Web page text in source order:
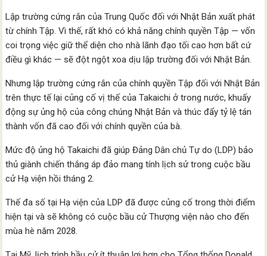
Lập trường cứng rắn của Trung Quốc đối với Nhật Bản xuất phát
từ chính Tập. Vì thế, rất khó có khả năng chính quyền Tập — vốn
coi trọng việc giữ thể diện cho nhà lãnh đạo tối cao hơn bất cứ
điều gì khác — sẽ đột ngột xoa dịu lập trường đối với Nhật Bản.
Nhưng lập trường cứng rắn của chính quyền Tập đối với Nhật Bản
trên thực tế lại củng cố vị thế của Takaichi ở trong nước, khuấy
động sự ủng hộ của công chúng Nhật Bản và thúc đẩy tỷ lệ tán
thành vốn đã cao đối với chính quyền của bà.
Mức độ ủng hộ Takaichi đã giúp Đảng Dân chủ Tự do (LDP) bảo
thủ giành chiến thắng áp đảo mang tính lịch sử trong cuộc bầu
cử Hạ viện hồi tháng 2.
Thế đa số tại Hạ viện của LDP đã được củng cố trong thời điểm
hiện tại và sẽ không có cuộc bầu cử Thượng viện nào cho đến
mùa hè năm 2028.